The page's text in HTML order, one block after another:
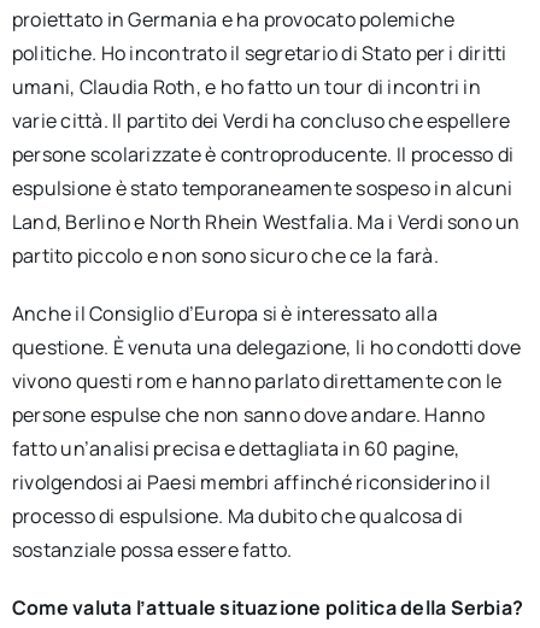
proiettato in Germania e ha provocato polemiche
politiche. Ho incontrato il segretario di Stato per i diritti
umani, Claudia Roth, e ho fatto un tour di incontri in
varie città. Il partito dei Verdi ha concluso che espellere
persone scolarizzate è controproducente. Il processo di
espulsione è stato temporaneamente sospeso in alcuni
Land, Berlino e North Rhein Westfalia. Ma i Verdi sono un
partito piccolo e non sono sicuro che ce la farà.
Anche il Consiglio d’Europa si è interessato alla
questione. È venuta una delegazione, li ho condotti dove
vivono questi rom e hanno parlato direttamente con le
persone espulse che non sanno dove andare. Hanno
fatto un’analisi precisa e dettagliata in 60 pagine,
rivolgendosi ai Paesi membri affinché riconsiderino il
processo di espulsione. Ma dubito che qualcosa di
sostanziale possa essere fatto.
Come valuta l’attuale situazione politica della Serbia?